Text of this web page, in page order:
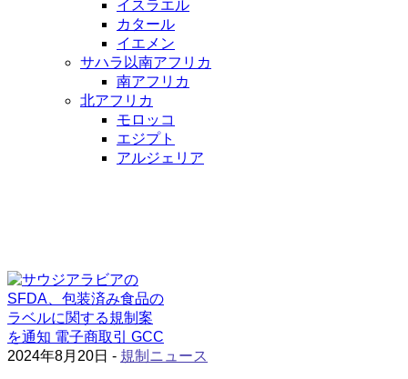
イスラエル
カタール
イエメン
サハラ以南アフリカ
南アフリカ
北アフリカ
モロッコ
エジプト
アルジェリア
2024年8月20日 - 規制ニュース